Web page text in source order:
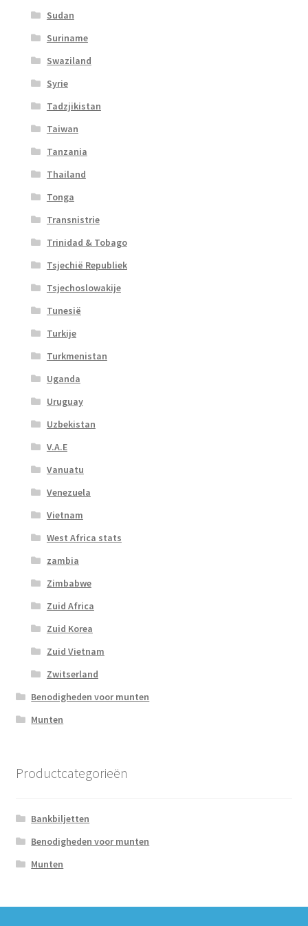
Sudan
Suriname
Swaziland
Syrie
Tadzjikistan
Taiwan
Tanzania
Thailand
Tonga
Transnistrie
Trinidad & Tobago
Tsjechië Republiek
Tsjechoslowakije
Tunesië
Turkije
Turkmenistan
Uganda
Uruguay
Uzbekistan
V.A.E
Vanuatu
Venezuela
Vietnam
West Africa stats
zambia
Zimbabwe
Zuid Africa
Zuid Korea
Zuid Vietnam
Zwitserland
Benodigheden voor munten
Munten
Productcategorieën
Bankbiljetten
Benodigheden voor munten
Munten